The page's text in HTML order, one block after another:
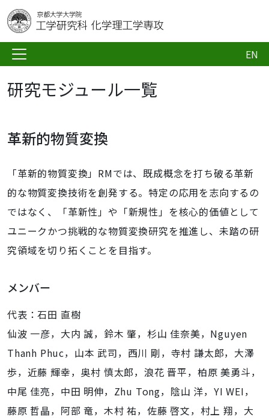
EN
研究モジュール一覧
革新的物質変換
「革新的物質変換」RMでは、既成概念を打ち破る革新
的な物質変換技術を創発する。特定の応用を志向するの
ではなく、「革新性」や「新規性」を核心的価値として
ユニークかつ挑戦的な物質変換研究を推進し、未踏の研
究領域を切り拓くことを目指す。
メンバー
代表：石田 直樹
仙波 一彦，大内 誠，鈴木 肇，杉山 佳奈美，Nguyen
Thanh Phuc，山本 武司，西川 剛，寺村 謙太郎，大澤
歩，近藤 輝幸，奥村 慎太郎，浪花 晋平，柏原 美勇斗，
中尾 佳亮，中田 明伸，Zhu Tong，陰山 洋，YI WEI，
藤原 哲晶，阿部 竜，木村 祐，佐藤 啓文，村上 翔，大